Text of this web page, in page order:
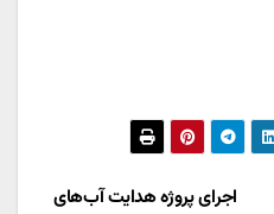
اجرای پروژه هدایت آب‌های